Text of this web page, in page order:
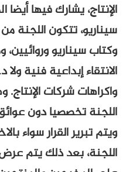
فيها أيضا المخرجون
اللجنة من أهل
وروائيين، ومثقفين،
فنية ولا دخل فيها
الإنتاج. وهو الأمر
دون عوائق تعدد
القرار سواء بالاختيار أو
ذلك يتم عرض